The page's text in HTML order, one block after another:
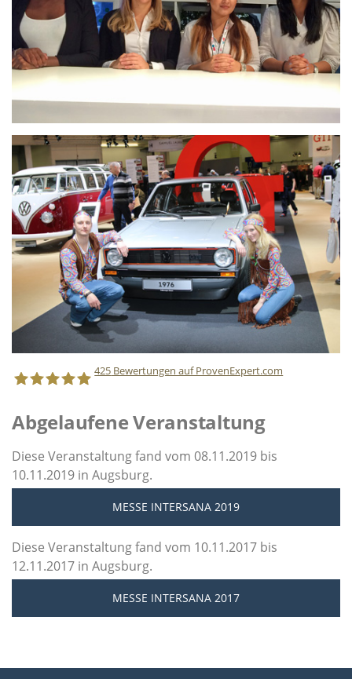
Staff Direct GmbH
425 Bewertungen auf ProvenExpert.com
Abgelaufene Veranstaltung
Diese Veranstaltung fand vom 08.11.2019 bis
10.11.2019 in Augsburg.
MESSE INTERSANA 2019
Diese Veranstaltung fand vom 10.11.2017 bis
12.11.2017 in Augsburg.
MESSE INTERSANA 2017